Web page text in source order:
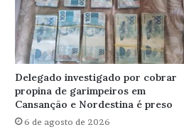
Delegado investigado por cobrar
propina de garimpeiros em
Cansanção e Nordestina é preso
6 de agosto de 2026